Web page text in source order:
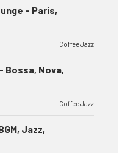
- Paris,
Coffee Jazz
Bossa, Nova,
Coffee Jazz
Jazz,